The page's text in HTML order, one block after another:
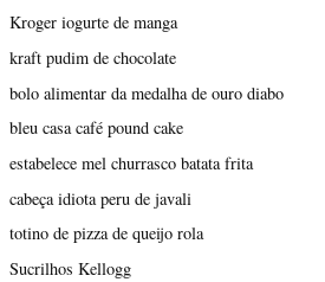
Kroger iogurte de manga
kraft pudim de chocolate
bolo alimentar da medalha de ouro diabo
bleu casa café pound cake
estabelece mel churrasco batata frita
cabeça idiota peru de javali
totino de pizza de queijo rola
Sucrilhos Kellogg